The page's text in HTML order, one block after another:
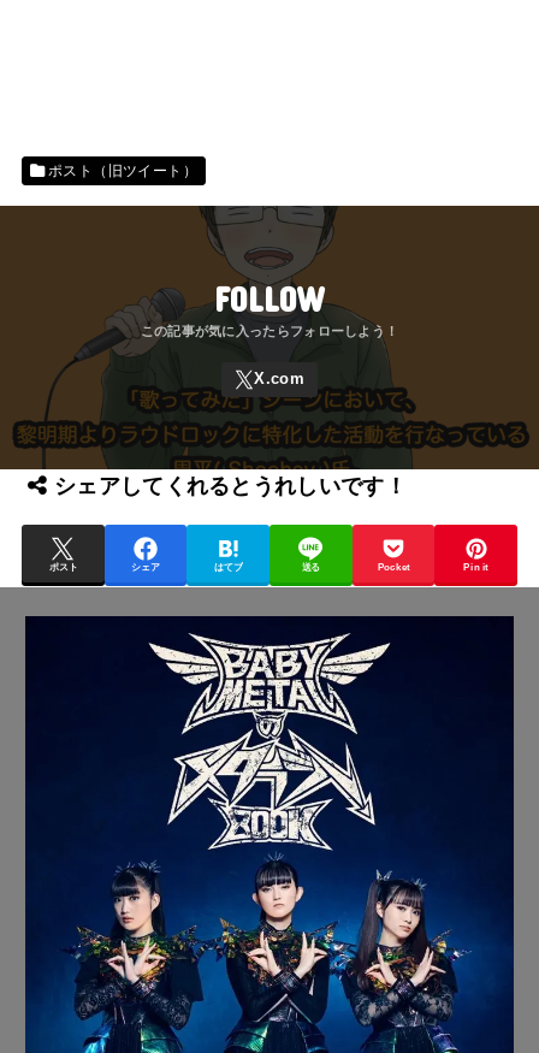
ポスト（旧ツイート）
FOLLOW
シェアしてくれるとうれしいです！
ポスト シェア はてブ 送る Pocket Pin it